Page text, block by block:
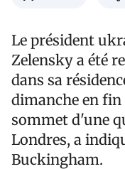
Le président
Zelensky a été
dans sa
dimanche en
sommet d'une
Londres, a
Buckingham.